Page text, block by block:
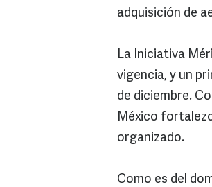
adquisición de
La Iniciativa
vigencia, y un
de diciembre.
México
organizado.
Como es del